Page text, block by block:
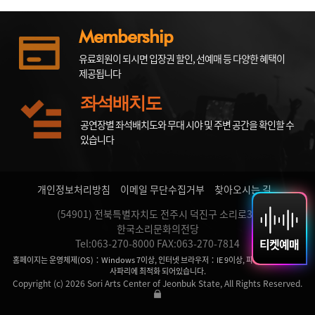
티켓예매
Membership
유료회원이 되시면 입장권 할인, 선예매 등 다양한 혜택이
제공됩니다
좌석배치도
공연장별 좌석배치도와 무대 시야 및 주변 공간을 확인할 수
있습니다
개인정보처리방침 이메일 무단수집거부
찾아오시는 길
(54901) 전북특별자치도 전주시 덕진구 소리로31
한국소리문화의전당
Tel:063-270-8000 FAX:063-270-7814
홈페이지는 운영체제(OS)：Windows 7이상, 인터넷 브라우저：IE 9이상, 파이어 폭스, 크롬,
사파리에 최적화 되어있습니다.
Copyright (c) 2026 Sori Arts Center of Jeonbuk State, All Rights Reserved.